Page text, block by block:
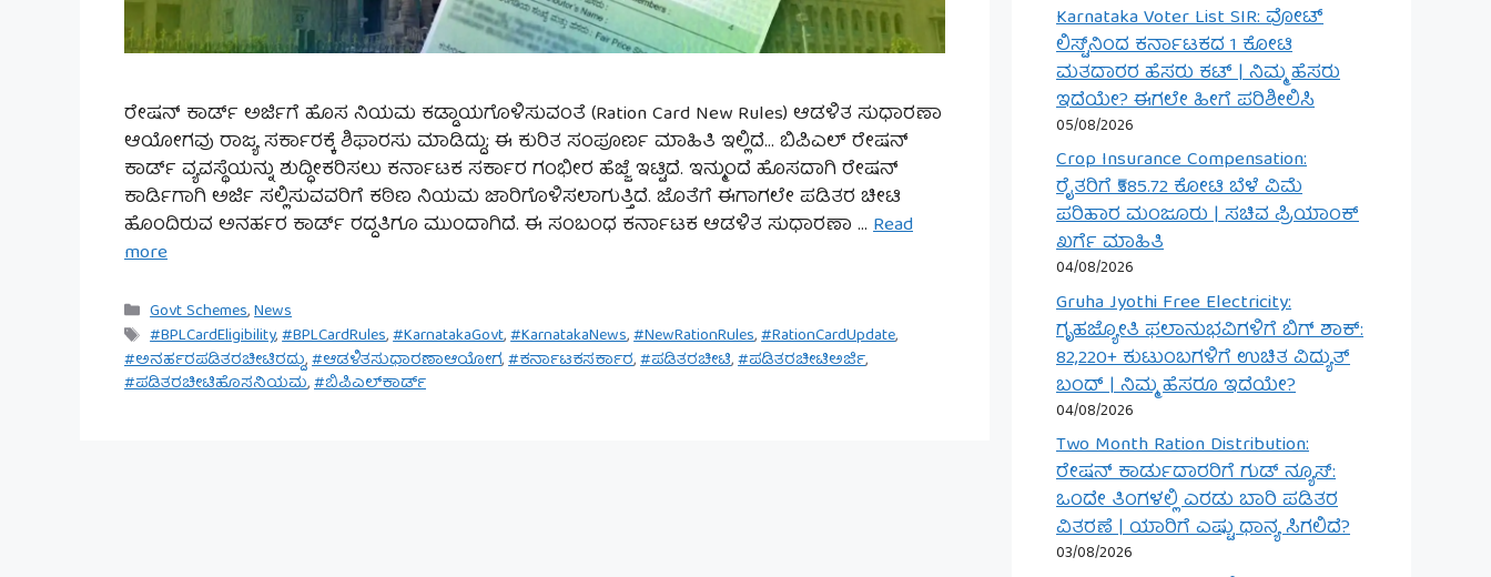
ರೇಷನ್ ಕಾರ್ಡ್ ಅರ್ಜಿಗೆ ಹೊಸ ನಿಯಮ ಕಡ್ಡಾಯಗೊಳಿಸುವಂತೆ (Ration Card New Rules) ಆಡಳಿತ ಸುಧಾರಣಾ
ಆಯೋಗವು ರಾಜ್ಯ ಸರ್ಕಾರಕ್ಕೆ ಶಿಫಾರಸು ಮಾಡಿದ್ದು; ಈ ಕುರಿತ ಸಂಪೂರ್ಣ ಮಾಹಿತಿ ಇಲ್ಲಿದೆ… ಬಿಪಿಎಲ್ ರೇಷನ್
ಕಾರ್ಡ್ ವ್ಯವಸ್ಥೆಯನ್ನು ಶುದ್ಧೀಕರಿಸಲು ಕರ್ನಾಟಕ ಸರ್ಕಾರ ಗಂಭೀರ ಹೆಜ್ಜೆ ಇಟ್ಟಿದೆ. ಇನ್ಮುಂದೆ ಹೊಸದಾಗಿ ರೇಷನ್
ಕಾರ್ಡಿ‍ಗಾಗಿ ಅರ್ಜಿ ಸಲ್ಲಿಸುವವರಿಗೆ ಕಠಿಣ ನಿಯಮ ಜಾರಿಗೊಳಿಸಲಾಗುತ್ತಿದೆ. ಜೊತೆಗೆ ಈಗಾಗಲೇ ಪಡಿತರ ಚೀಟಿ
ಹೊಂದಿರುವ ಅನರ್ಹರ ಕಾರ್ಡ್ ರದ್ದತಿಗೂ ಮುಂದಾಗಿದೆ. ಈ ಸಂಬಂಧ ಕರ್ನಾಟಕ ಆಡಳಿತ ಸುಧಾರಣಾ … Read
more
Categories
Govt Schemes,News
Tags
#BPLCardEligibility,#BPLCardRules,#KarnatakaGovt,#KarnatakaNews,#NewRationRules,#RationCardUpdate,
#ಅನರ್ಹರಪಡಿತರಚೀಟಿರದ್ದು,#ಆಡಳಿತಸುಧಾರಣಾಆಯೋಗ,#ಕರ್ನಾಟಕಸರ್ಕಾರ,#ಪಡಿತರಚೀಟಿ,#ಪಡಿತರಚೀಟಿಅರ್ಜಿ,
#ಪಡಿತರಚೀಟಿಹೊಸನಿಯಮ,#ಬಿಪಿಎಲ್‌ಕಾರ್ಡ್
Karnataka Voter List SIR: ವೋಟ್
ಲಿಸ್ಟ್‌ನಿಂದ ಕರ್ನಾಟಕದ 1 ಕೋಟಿ
ಮತದಾರರ ಹೆಸರು ಕಟ್ | ನಿಮ್ಮ ಹೆಸರು
ಇದೆಯೇ? ಈಗಲೇ ಹೀಗೆ ಪರಿಶೀಲಿಸಿ
05/08/2026
Crop Insurance Compensation:
ರೈತರಿಗೆ ₹585.72 ಕೋಟಿ ಬೆಳೆ ವಿಮೆ
ಪರಿಹಾರ ಮಂಜೂರು | ಸಚಿವ ಪ್ರಿಯಾಂಕ್
ಖರ್ಗೆ ಮಾಹಿತಿ
04/08/2026
Gruha Jyothi Free Electricity:
ಗೃಹಜ್ಯೋತಿ ಫಲಾನುಭವಿಗಳಿಗೆ ಬಿಗ್ ಶಾಕ್:
82,220+ ಕುಟುಂಬಗಳಿಗೆ ಉಚಿತ ವಿದ್ಯುತ್
ಬಂದ್ | ನಿಮ್ಮ ಹೆಸರೂ ಇದೆಯೇ?
04/08/2026
Two Month Ration Distribution:
ರೇಷನ್ ಕಾರ್ಡುದಾರರಿಗೆ ಗುಡ್ ನ್ಯೂಸ್:
ಒಂದೇ ತಿಂಗಳಲ್ಲಿ ಎರಡು ಬಾರಿ ಪಡಿತರ
ವಿತರಣೆ | ಯಾರಿಗೆ ಎಷ್ಟು ಧಾನ್ಯ ಸಿಗಲಿದೆ?
03/08/2026